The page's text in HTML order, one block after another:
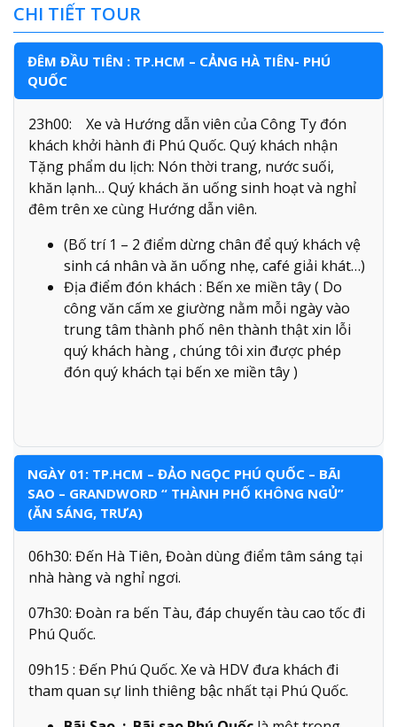
CHI TIẾT TOUR
ĐÊM ĐẦU TIÊN : TP.HCM – CẢNG HÀ TIÊN- PHÚ
QUỐC
23h00: Xe và Hướng dẫn viên của Công Ty đón
khách khởi hành đi Phú Quốc. Quý khách nhận
Tặng phẩm du lịch: Nón thời trang, nước suối,
khăn lạnh… Quý khách ăn uống sinh hoạt và nghỉ
đêm trên xe cùng Hướng dẫn viên.
(Bố trí 1 – 2 điểm dừng chân để quý khách vệ
sinh cá nhân và ăn uống nhẹ, café giải khát…)
Địa điểm đón khách : Bến xe miền tây ( Do
công văn cấm xe giường nằm mỗi ngày vào
trung tâm thành phố nên thành thật xin lỗi
quý khách hàng , chúng tôi xin được phép
đón quý khách tại bến xe miền tây )
NGÀY 01: TP.HCM – ĐẢO NGỌC PHÚ QUỐC – BÃI
SAO – GRANDWORD “ THÀNH PHỐ KHÔNG NGỦ”
(ĂN SÁNG, TRƯA)
06h30: Đến Hà Tiên, Đoàn dùng điểm tâm sáng tại
nhà hàng và nghỉ ngơi.
07h30: Đoàn ra bến Tàu, đáp chuyến tàu cao tốc đi
Phú Quốc.
09h15 : Đến Phú Quốc. Xe và HDV đưa khách đi
tham quan sự linh thiêng bậc nhất tại Phú Quốc.